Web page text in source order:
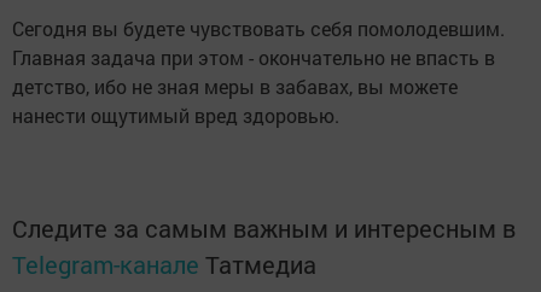
Сегодня вы будете чувствовать себя помолодевшим.
Главная задача при этом - окончательно не впасть в
детство, ибо не зная меры в забавах, вы можете
нанести ощутимый вред здоровью.
Следите за самым важным и интересным в
Telegram-канале Татмедиа